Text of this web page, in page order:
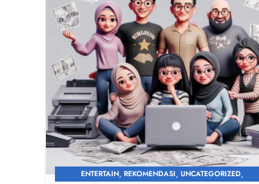
ENTERTAIN, REKOMENDASI, UNCATEGORIZED,